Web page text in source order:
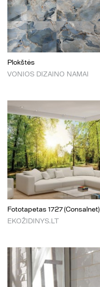
Plokštės
VONIOS DIZAINO NAMAI
Fototapetas 1727 (Consalnet)
EKOŽIDINYS.LT